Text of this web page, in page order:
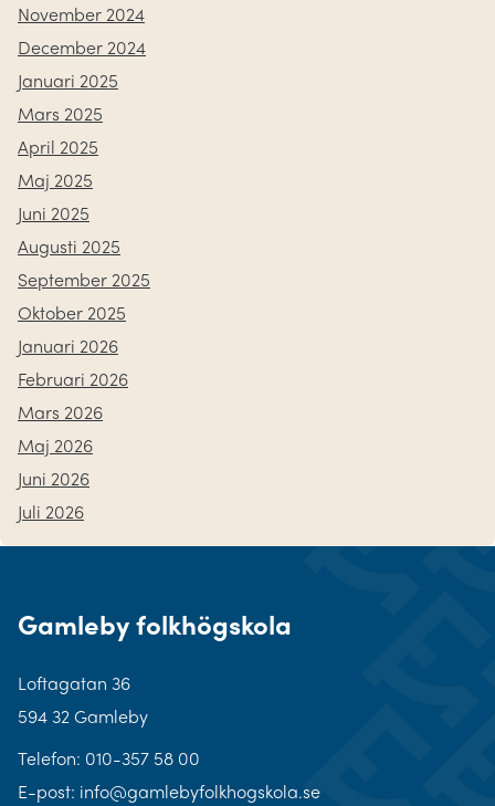
November 2024
December 2024
Januari 2025
Mars 2025
April 2025
Maj 2025
Juni 2025
Augusti 2025
September 2025
Oktober 2025
Januari 2026
Februari 2026
Mars 2026
Maj 2026
Juni 2026
Juli 2026
Gamleby folkhögskola
Loftagatan 36
594 32 Gamleby
Telefon: 010-357 58 00
E-post: info@gamlebyfolkhogskola.se